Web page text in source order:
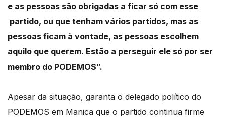
e as pessoas são obrigadas a ficar só com esse
partido, ou que tenham vários partidos, mas as
pessoas ficam à vontade, as pessoas escolhem
aquilo que querem. Estão a perseguir ele só por ser
membro do PODEMOS”.
Apesar da situação, garanta o delegado político do
PODEMOS em Manica que o partido continua firme